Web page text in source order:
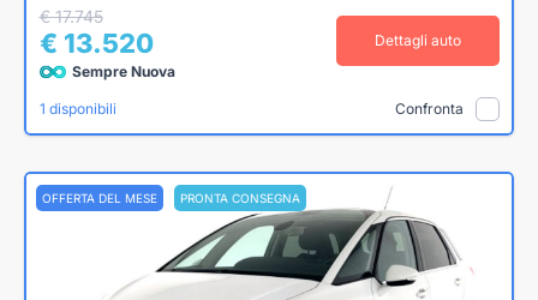
€ 17.745
€ 13.520
Sempre Nuova
Dettagli auto
1 disponibili Confronta
OFFERTA DEL MESE PRONTA CONSEGNA